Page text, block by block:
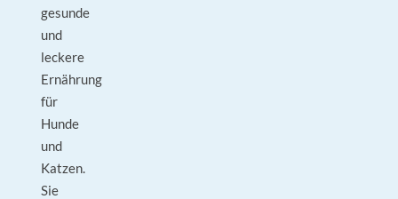
gesunde
und
leckere
Ernährung
für
Hunde
und
Katzen.
Sie